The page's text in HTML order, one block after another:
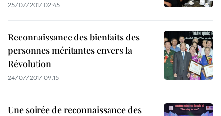
25/07/2017 02:45
Reconnaissance des bienfaits des
personnes méritantes envers la
Révolution
24/07/2017 09:15
Une soirée de reconnaissance des